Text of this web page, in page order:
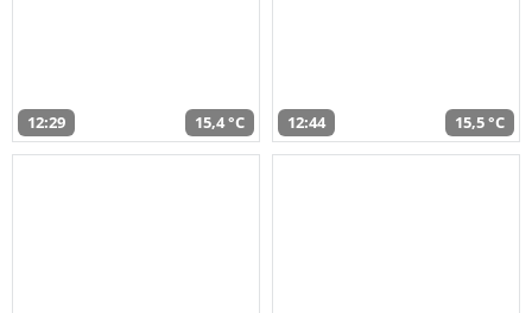
12:29 15,4 °C 12:44 15,5 °C